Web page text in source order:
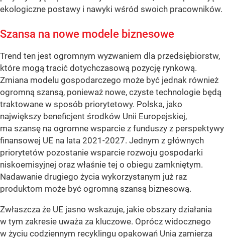
ekologiczne postawy i nawyki wśród swoich pracowników.
Szansa na nowe modele biznesowe
Trend ten jest ogromnym wyzwaniem dla przedsiębiorstw,
które mogą tracić dotychczasową pozycję rynkową.
Zmiana modelu gospodarczego może być jednak również
ogromną szansą, ponieważ nowe, czyste technologie będą
traktowane w sposób priorytetowy. Polska, jako
największy beneficjent środków Unii Europejskiej,
ma szansę na ogromne wsparcie z funduszy z perspektywy
finansowej UE na lata 2021-2027. Jednym z głównych
priorytetów pozostanie wsparcie rozwoju gospodarki
niskoemisyjnej oraz właśnie tej o obiegu zamkniętym.
Nadawanie drugiego życia wykorzystanym już raz
produktom może być ogromną szansą biznesową.
Zwłaszcza że UE jasno wskazuje, jakie obszary działania
w tym zakresie uważa za kluczowe. Oprócz widocznego
w życiu codziennym recyklingu opakowań Unia zamierza